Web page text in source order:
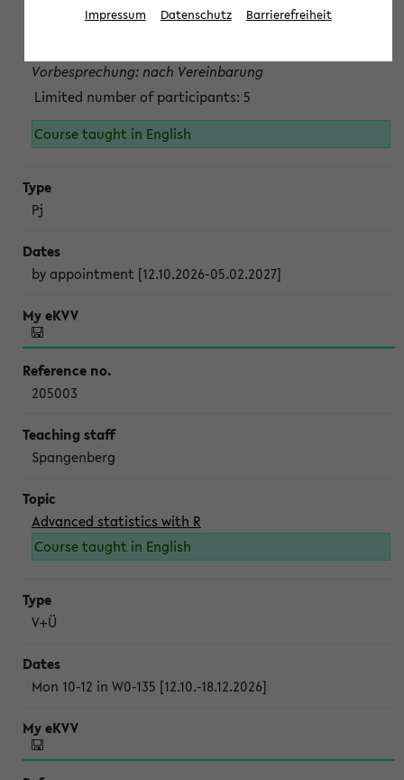
Persönliche Anmeldung beim Veranstalter ist unbedingt
Vorbesprechung: nach Vereinbarung
Limited number of participants: 5
Course taught in English
Pj
by appointment [12.10.2026-05.02.2027]
205003
Spangenberg
Advanced statistics with R
Course taught in English
V+Ü
Mon 10-12 in W0-135 [12.10.-18.12.2026]
Impressum Datenschutz Barrierefreiheit